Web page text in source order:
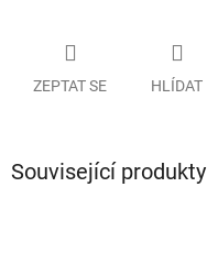
ZEPTAT SE HLÍDAT
Související produkty